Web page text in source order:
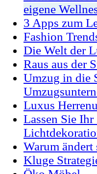
eigene
3 Apps zum
Fashion
Die Welt der
Raus aus der
Umzug in die
Luxus
Lassen Sie
Warum
Kluge